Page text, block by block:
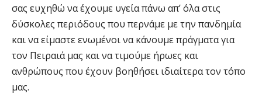
σας ευχηθώ να έχουμε υγεία πάνω απ’ όλα στις
δύσκολες περιόδους που περνάμε με την πανδημία
και να είμαστε ενωμένοι να κάνουμε πράγματα για
τον Πειραιά μας και να τιμούμε ήρωες και
ανθρώπους που έχουν βοηθήσει ιδιαίτερα τον τόπο
μας.